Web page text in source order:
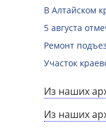
В Алтайском
5 августа
Ремонт
Участок
Из наших
Из наших